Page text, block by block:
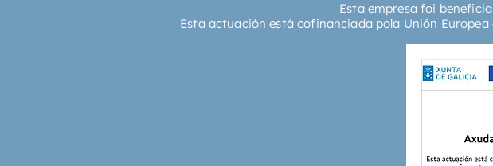
Esta empresa foi
Esta actuación está cofinanciada pola Unión